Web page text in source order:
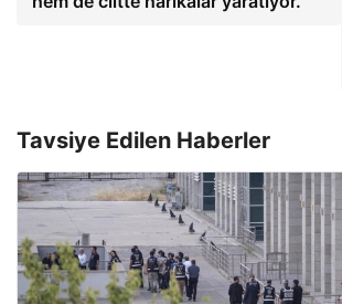
Tavsiye Edilen Haberler